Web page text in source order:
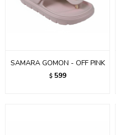
SAMARA GOMON - OFF PINK
$ 599